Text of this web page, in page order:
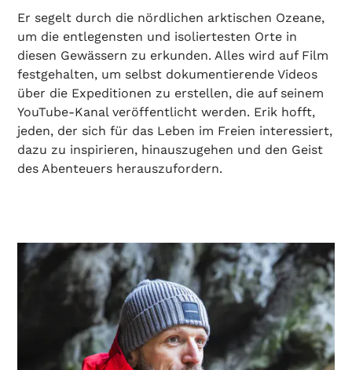
Er segelt durch die nördlichen arktischen Ozeane,
um die entlegensten und isoliertesten Orte in
diesen Gewässern zu erkunden. Alles wird auf Film
festgehalten, um selbst dokumentierende Videos
über die Expeditionen zu erstellen, die auf seinem
YouTube-Kanal veröffentlicht werden. Erik hofft,
jeden, der sich für das Leben im Freien interessiert,
dazu zu inspirieren, hinauszugehen und den Geist
des Abenteuers herauszufordern.